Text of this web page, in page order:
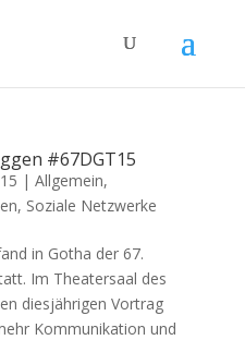
#67DGT15
| Allgemein,
, Soziale Netzwerke
in Gotha der 67.
Im Theatersaal des
diesjährigen Vortrag
Kommunikation und